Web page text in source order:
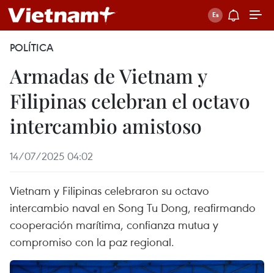
POLÍTICA
Armadas de Vietnam y
Filipinas celebran el octavo
intercambio amistoso
14/07/2025 04:02
Vietnam y Filipinas celebraron su octavo
intercambio naval en Song Tu Dong, reafirmando
cooperación marítima, confianza mutua y
compromiso con la paz regional.